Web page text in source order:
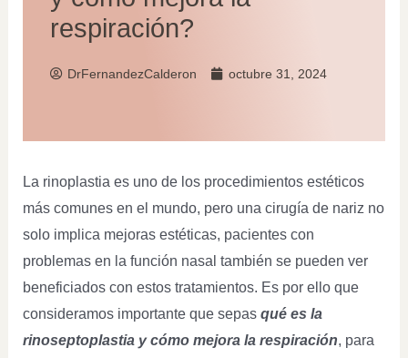
respiración?
DrFernandezCalderon octubre 31, 2024
La rinoplastia es uno de los procedimientos estéticos
más comunes en el mundo, pero una cirugía de nariz no
solo implica mejoras estéticas, pacientes con
problemas en la función nasal también se pueden ver
beneficiados con estos tratamientos. Es por ello que
consideramos importante que sepas qué es la
rinoseptoplastia y cómo mejora la respiración, para